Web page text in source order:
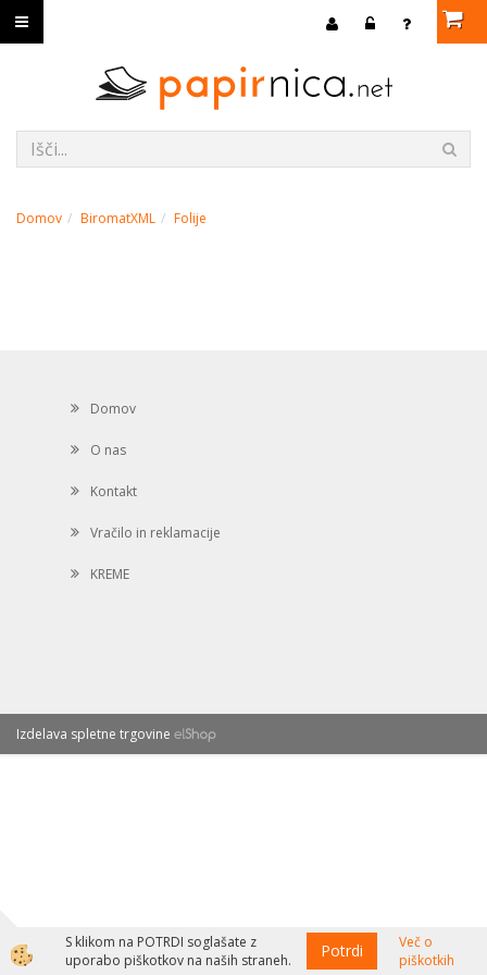
Domov BiromatXML Folije
Domov
O nas
Kontakt
Vračilo in reklamacije
KREME
Izdelava spletne trgovine
S klikom na POTRDI soglašate z
uporabo piškotkov na naših straneh.
Potrdi
Več o
piškotkih